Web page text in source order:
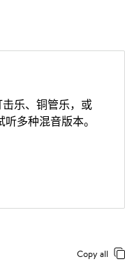
乐、铜管乐，或
多种混音版本。
Copy all